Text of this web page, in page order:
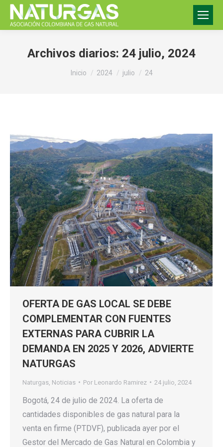
Archivos diarios: 24 julio, 2024
Estás aquí:
Inicio 2024 julio 24
OFERTA DE GAS LOCAL SE DEBE
COMPLEMENTAR CON FUENTES
EXTERNAS PARA CUBRIR LA
DEMANDA EN 2025 Y 2026, ADVIERTE
NATURGAS
Naturgas Noticias Por Leonardo Ramirez 24 julio, 2024
Bogotá, 24 de julio de 2024. La oferta de
cantidades disponibles de gas natural para la
venta en firme (PTDVF), publicada ayer por el
Gestor del Mercado de Gas Natural en Colombia y